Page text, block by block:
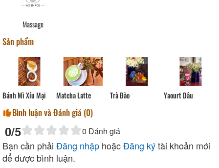
Massage
Sản phẩm
Bánh Mì Xíu Mại Matcha Latte Trà Đào Yaourt Dâu
Bình luận và Đánh giá (0)
0/5 0 Đánh giá
Bạn cần phải Đăng nhập hoặcĐăng kýtài khoản mới
để được bình luận.